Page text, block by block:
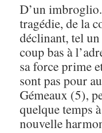
D’un
tragédie, de la
déclinant, tel
coup bas à
sa force prime
sont pas pour
Gémeaux (5),
quelque temps
nouvelle